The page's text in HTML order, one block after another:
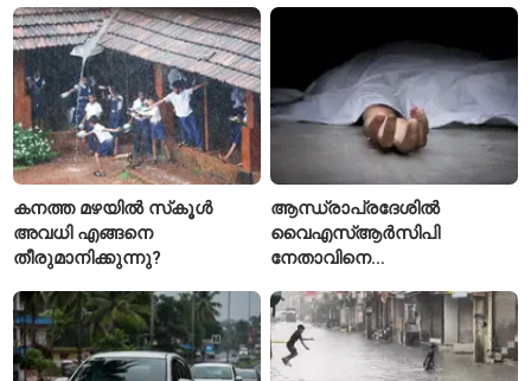
സ്വന്തമാക്കി സ്പാനിഷ്
വമ്പന്മാർ
കൊലപാതകം
കനത്ത മഴയിൽ സ്‌കൂൾ
അവധി എങ്ങനെ
തീരുമാനിക്കുന്നു?
ആന്ധ്രാപ്രദേശിൽ
വൈഎസ്ആർസിപി
നേതാവിനെ
അന്വേഷണം ആരംഭിച്ച്
പൊലീസ്